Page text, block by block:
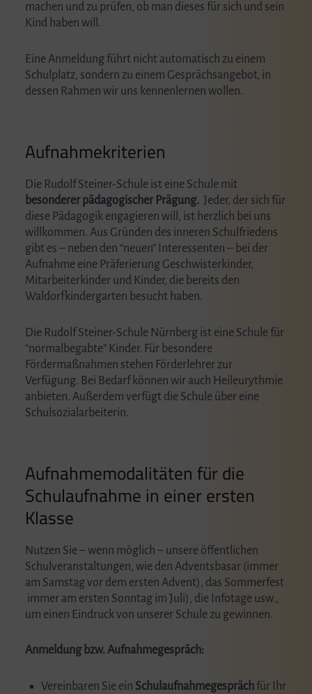
machen und zu prüfen, ob man dieses für sich und sein
Kind haben will.
Eine Anmeldung führt nicht automatisch zu einem
Schulplatz, sondern zu einem Gesprächsangebot, in
dessen Rahmen wir uns kennenlernen wollen.
Aufnahmekriterien
Die Rudolf Steiner-Schule ist eine Schule mit
besonderer pädagogischer Prägung. Jeder, der sich für
diese Pädagogik engagieren will, ist herzlich bei uns
willkommen. Aus Gründen des inneren Schulfriedens
gibt es – neben den “neuen” Interessenten – bei der
Aufnahme eine Präferierung Geschwisterkinder,
Mitarbeiterkinder und Kinder, die bereits den
Waldorfkindergarten besucht haben.
Die Rudolf Steiner-Schule Nürnberg ist eine Schule für
“normalbegabte” Kinder. Für besondere
Fördermaßnahmen stehen Förderlehrer zur
Verfügung. Bei Bedarf können wir auch Heileurythmie
anbieten. Außerdem verfügt die Schule über eine
Schulsozialarbeiterin.
Aufnahmemodalitäten für die
Schulaufnahme in einer ersten
Klasse
Nutzen Sie – wenn möglich – unsere öffentlichen
Schulveranstaltungen, wie den Adventsbasar (immer
am Samstag vor dem ersten Advent), das Sommerfest
immer am ersten Sonntag im Juli), die Infotage usw.,
um einen Eindruck von unserer Schule zu gewinnen.
Anmeldung bzw. Aufnahmegespräch:
Vereinbaren Sie ein Schulaufnahmegespräch für Ihr